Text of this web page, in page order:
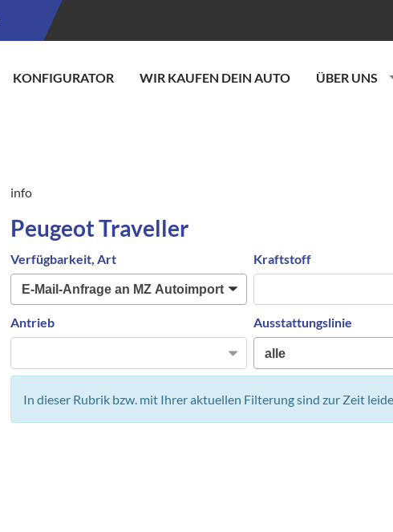
KONFIGURATOR WIR KAUFEN DEIN AUTO ÜBER UNS
info
Peugeot Traveller
Verfügbarkeit, Art Kraftstoff
Antrieb Ausstattungslinie
In dieser Rubrik bzw. mit Ihrer aktuellen Filterung sind zur Zeit